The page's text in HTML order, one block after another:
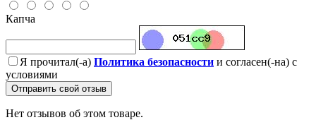
Капча
Я прочитал(-а) Политика безопасности и согласен(-на) с
условиями
Отправить свой отзыв
Нет отзывов об этом товаре.